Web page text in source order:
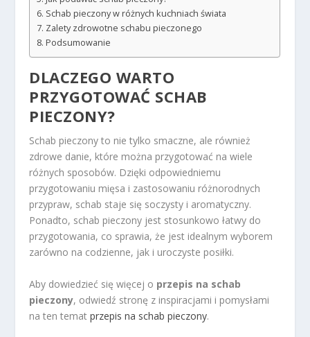
Schab pieczony w różnych kuchniach świata
Zalety zdrowotne schabu pieczonego
Podsumowanie
DLACZEGO WARTO
PRZYGOTOWAĆ SCHAB
PIECZONY?
Schab pieczony to nie tylko smaczne, ale również
zdrowe danie, które można przygotować na wiele
różnych sposobów. Dzięki odpowiedniemu
przygotowaniu mięsa i zastosowaniu różnorodnych
przypraw, schab staje się soczysty i aromatyczny.
Ponadto, schab pieczony jest stosunkowo łatwy do
przygotowania, co sprawia, że jest idealnym wyborem
zarówno na codzienne, jak i uroczyste posiłki.
Aby dowiedzieć się więcej o przepis na schab
pieczony, odwiedź stronę z inspiracjami i pomysłami
na ten tematprzepis na schab pieczony.